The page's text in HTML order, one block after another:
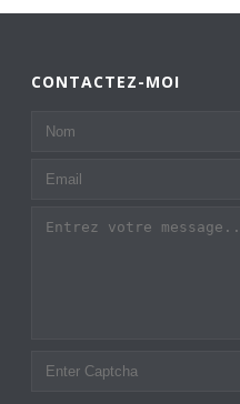
CONTACTEZ-MOI